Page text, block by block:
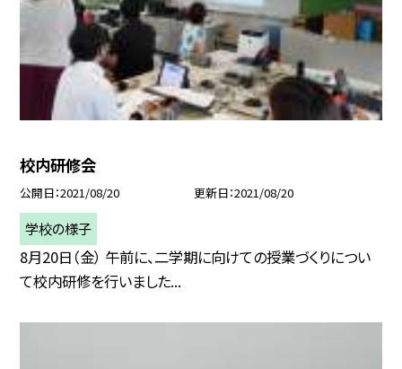
校内研修会
公開日 2021/08/20 更新日 2021/08/20
学校の様子
8月20日（金） 午前に、二学期に向けての授業づくりについ
て校内研修を行いました...